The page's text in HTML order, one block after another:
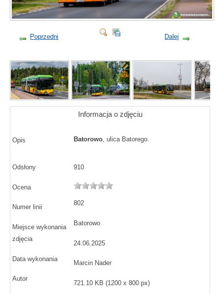
Poprzedni Dalej
Informacja o zdjęciu
Opis Batorowo, ulica Batorego.
Odsłony 910
Ocena
Numer linii
802
Miejsce wykonania
zdjęcia
Batorowo
Data wykonania
24.06.2025
Autor
Marcin Nader
721.10 KB (1200 x 800 px)